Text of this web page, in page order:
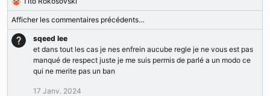
R
é
a
c
Afficher les commentaires précédents…
sqeed lee
et dans tout les cas je nes enfrein aucube regle je ne vous est pas
manqué de respect juste je me suis permis de parlé a un modo ce
qui ne merite pas un ban
17 Janv. 2024